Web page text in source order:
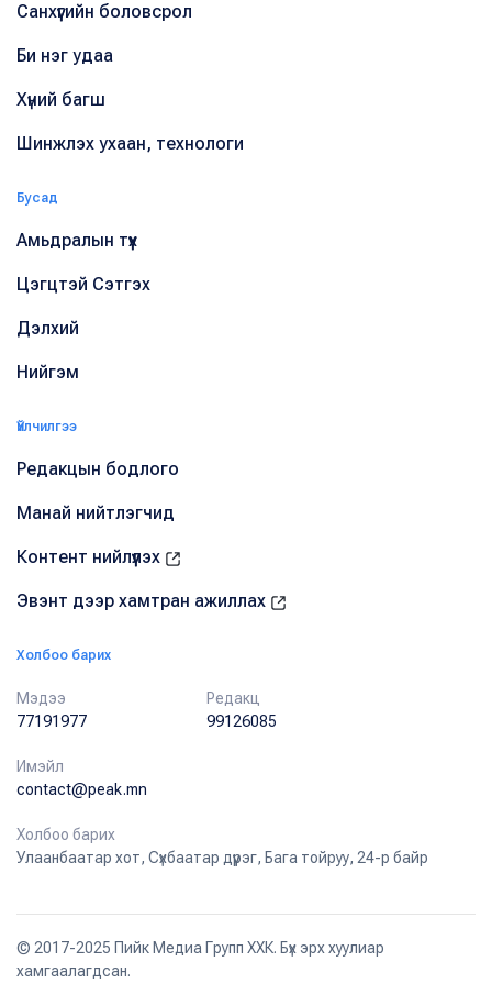
Санхүүгийн боловсрол
Би нэг удаа
Хүний багш
Шинжлэх ухаан, технологи
Бусад
Амьдралын түүх
Цэгцтэй Сэтгэх
Дэлхий
Нийгэм
Үйлчилгээ
Редакцын бодлого
Манай нийтлэгчид
Контент нийлүүлэх
Эвэнт дээр хамтран ажиллах
Холбоо барих
Мэдээ
77191977
Редакц
99126085
Имэйл
contact@peak.mn
Холбоо барих
Улаанбаатар хот, Сүхбаатар дүүрэг, Бага тойруу, 24-р байр
© 2017-2025 Пийк Медиа Групп ХХК. Бүх эрх хуулиар
хамгаалагдсан.